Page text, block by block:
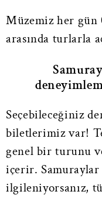
Müzemiz her gün
arasında turlarla
Seçebileceğiniz
biletlerimiz var!
genel bir turunu
içerir. Samuraylar
ilgileniyorsanız,